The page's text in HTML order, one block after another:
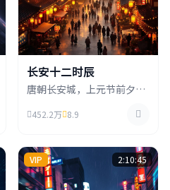
长安十二时辰
唐朝长安城，上元节前夕，
囚张小敬临危受命，必须在
452.2万 8.9
2:10:45
VIP